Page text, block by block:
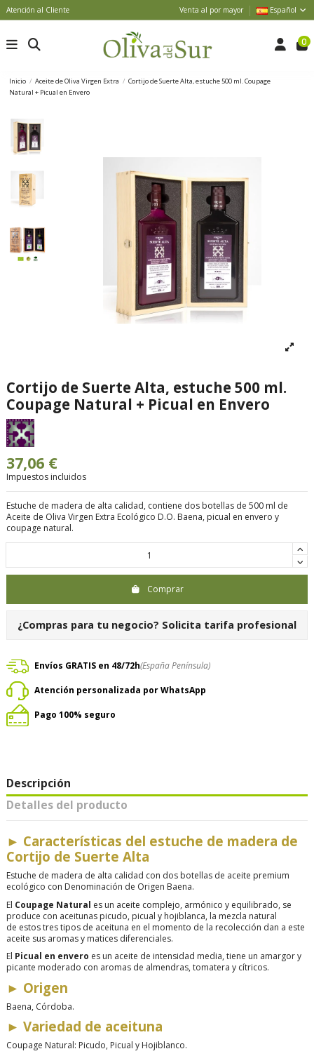
Atención al Cliente Venta al por mayor Español
0
Inicio Aceite de Oliva Virgen Extra
Cortijo de Suerte Alta, estuche 500 ml. Coupage
Natural + Picual en Envero
Cortijo de Suerte Alta, estuche 500 ml.
Coupage Natural + Picual en Envero
37,06 €
Impuestos incluidos
Estuche de madera de alta calidad, contiene dos botellas de 500 ml de
Aceite de Oliva Virgen Extra Ecológico D.O. Baena, picual en envero y
coupage natural.
Comprar
¿Compras para tu negocio? Solicita tarifa profesional
Envíos GRATIS en 48/72h(España Península)
Atención personalizada por WhatsApp
Pago 100% seguro
Descripción
Detalles del producto
► Características del estuche de madera de
Cortijo de Suerte Alta
Estuche de madera de alta calidad con dos botellas de aceite premium
ecológico con Denominación de Origen Baena.
El Coupage Natural es un aceite complejo, armónico y equilibrado, se
produce con aceitunas picudo, picual y hojiblanca, la mezcla natural
de estos tres tipos de aceituna en el momento de la recolección dan a este
aceite sus aromas y matices diferenciales.
El Picual en envero es un aceite de intensidad media, tiene un amargor y
picante moderado con aromas de almendras, tomatera y cítricos.
► Origen
Baena, Córdoba.
► Variedad de aceituna
Coupage Natural: Picudo, Picual y Hojiblanco.